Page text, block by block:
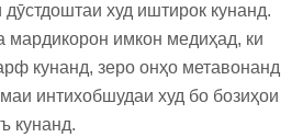
дӯстдоштаи худ иштирок кунанд.
мардикорон имкон медиҳад, ки
кунанд, зеро онҳо метавонанд
интихобшудаи худ бо бозиҳои
кунанд.